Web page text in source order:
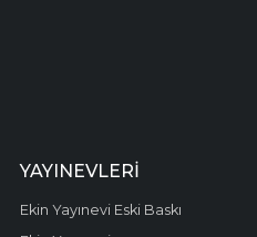
YAYINEVLERI
Ekin Yayınevi Eski Baskı